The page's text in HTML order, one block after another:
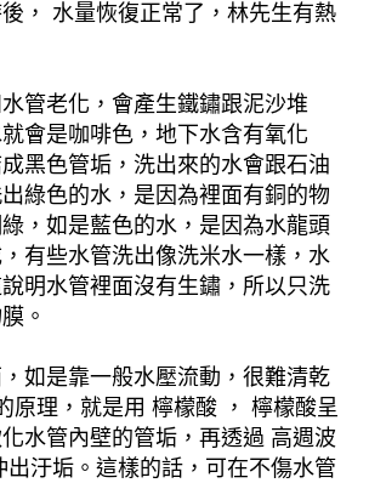
， 水量恢復正常了，林先生有熱
管老化，會產生鐵鏽跟泥沙堆
會是咖啡色，地下水含有氧化
黑色管垢，洗出來的水會跟石油
綠色的水，是因為裡面有銅的物
，如是藍色的水，是因為水龍頭
有些水管洗出像洗米水一樣，水
明水管裡面沒有生鏽，所以只洗
。
如是靠一般水壓流動，很難清乾
原理，就是用 檸檬酸 ， 檸檬酸呈
水管內壁的管垢，再透過 高週波
出汙垢。這樣的話，可在不傷水管